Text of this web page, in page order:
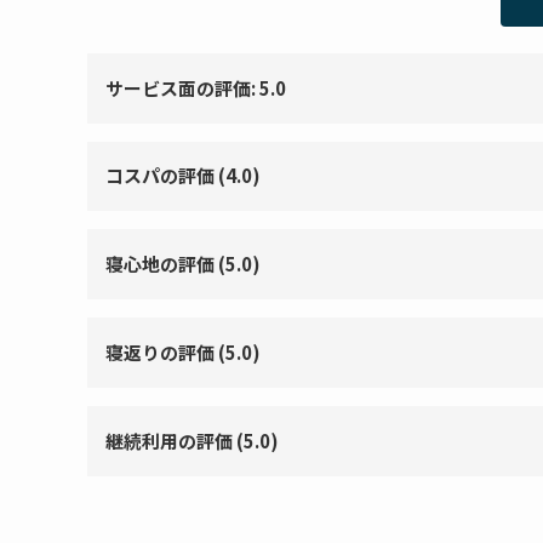
サービス面の評価: 5.0
コスパの評価 (4.0)
寝心地の評価 (5.0)
寝返りの評価 (5.0)
継続利用の評価 (5.0)